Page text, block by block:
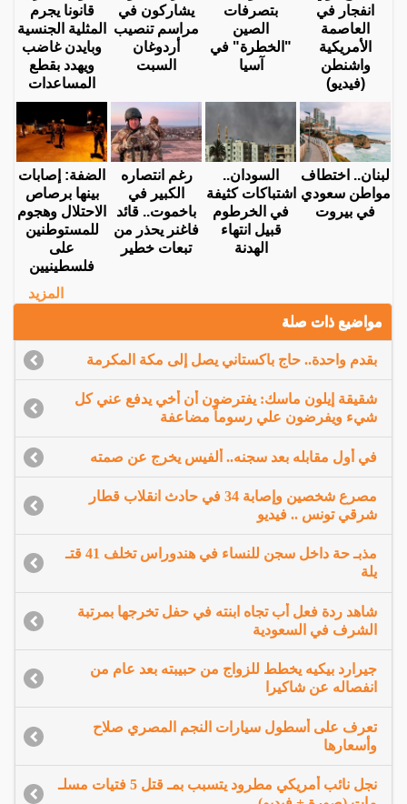
انفجار في
العاصمة
الأمريكية
واشنطن
(فيديو)
بتصرفات
الصين
"الخطرة" في
آسيا
يشاركون في
مراسم تنصيب
أردوغان
السبت
قانونا يجرم
المثلية الجنسية
وبايدن غاضب
ويهدد بقطع
المساعدات
لبنان.. اختطاف
مواطن سعودي
في بيروت
السودان..
اشتباكات كثيفة
في الخرطوم
قبيل انتهاء
الهدنة
رغم انتصاره
الكبير في
باخموت.. قائد
فاغنر يحذر من
تبعات خطير
الضفة: إصابات
بينها برصاص
الاحتلال وهجوم
للمستوطنين
على
فلسطينيين
المزيد
مواضيع ذات صلة
بقدم واحدة.. حاج باكستاني يصل إلى مكة المكرمة
شقيقة إيلون ماسك: يفترضون أن أخي يدفع عني كل
شيء ويفرضون علي رسوماً مضاعفة
في أول مقابله بعد سجنه.. ألفيس يخرج عن صمته
مصرع شخصين وإصابة 34 في حادث انقلاب قطار
شرقي تونس .. فيديو
مذبـ حة داخل سجن للنساء في هندوراس تخلف 41 قتـ
يلة
شاهد ردة فعل أب تجاه ابنته في حفل تخرجها بمرتبة
الشرف في السعودية
جيرارد بيكيه يخطط للزواج من حبيبته بعد عام من
انفصاله عن شاكيرا
تعرف على أسطول سيارات النجم المصري صلاح
وأسعارها
نجل نائب أمريكي مطرود يتسبب بمـ قتل 5 فتيات مسلـ